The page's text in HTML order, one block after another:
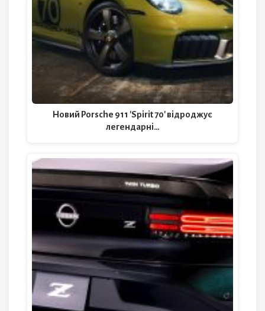
Новий Porsche 911 'Spirit 70' відроджує
легендарні…